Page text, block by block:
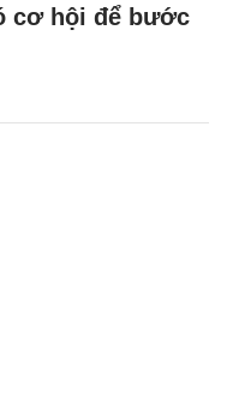
cơ hội để bước